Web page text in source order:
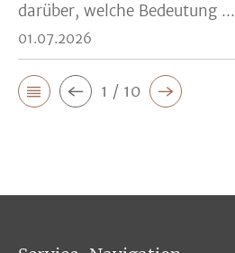
darüber, welche Bedeutung ...
01.07.2026
1 / 10